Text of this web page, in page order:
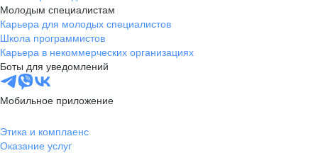
Молодым специалистам
Карьера для молодых специалистов
Школа программистов
Карьера в некоммерческих организациях
Боты для уведомлений
Мобильное приложение
Этика и комплаенс
Оказание услуг